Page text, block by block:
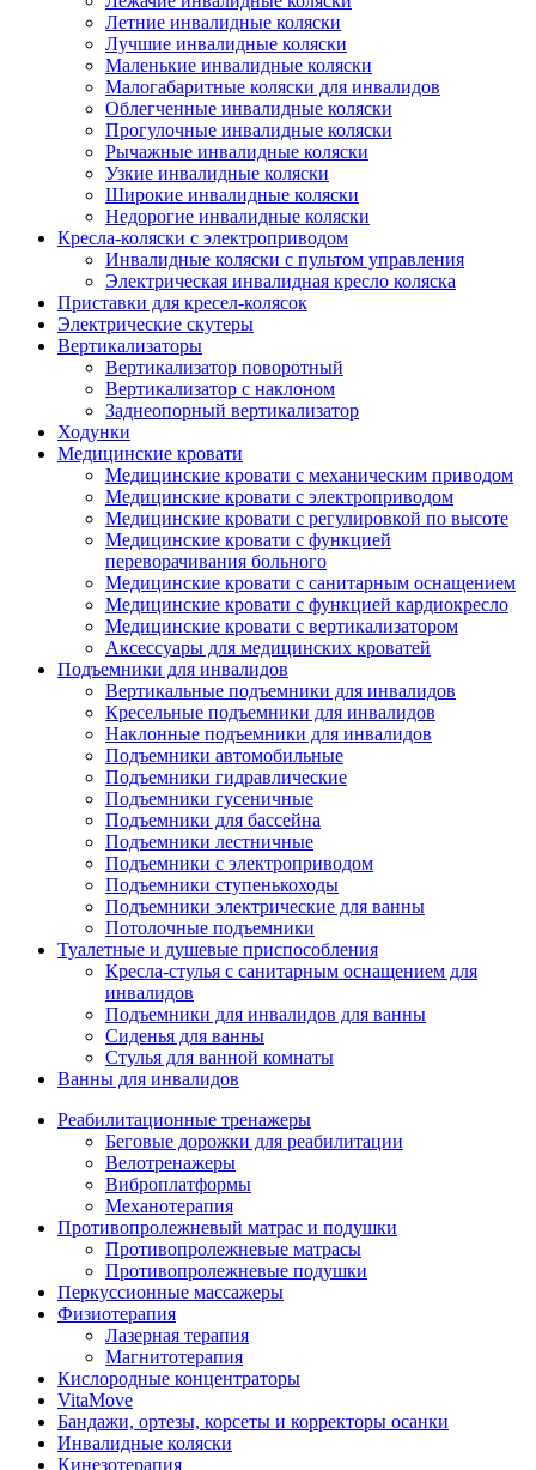
Летние инвалидные коляски
Лучшие инвалидные коляски
Маленькие инвалидные коляски
Малогабаритные коляски для инвалидов
Облегченные инвалидные коляски
Прогулочные инвалидные коляски
Рычажные инвалидные коляски
Узкие инвалидные коляски
Широкие инвалидные коляски
Недорогие инвалидные коляски
Кресла-коляски с электроприводом
Инвалидные коляски с пультом управления
Электрическая инвалидная кресло коляска
Приставки для кресел-колясок
Электрические скутеры
Вертикализаторы
Вертикализатор поворотный
Вертикализатор с наклоном
Заднеопорный вертикализатор
Ходунки
Медицинские кровати
Медицинские кровати с механическим приводом
Медицинские кровати с электроприводом
Медицинские кровати с регулировкой по высоте
Медицинские кровати с функцией
переворачивания больного
Медицинские кровати с санитарным оснащением
Медицинские кровати с функцией кардиокресло
Медицинские кровати с вертикализатором
Аксессуары для медицинских кроватей
Подъемники для инвалидов
Вертикальные подъемники для инвалидов
Кресельные подъемники для инвалидов
Наклонные подъемники для инвалидов
Подъемники автомобильные
Подъемники гидравлические
Подъемники гусеничные
Подъемники для бассейна
Подъемники лестничные
Подъемники с электроприводом
Подъемники ступенькоходы
Подъемники электрические для ванны
Потолочные подъемники
Туалетные и душевые приспособления
Кресла-стулья с санитарным оснащением для
инвалидов
Подъемники для инвалидов для ванны
Сиденья для ванны
Стулья для ванной комнаты
Ванны для инвалидов
Реабилитационные тренажеры
Беговые дорожки для реабилитации
Велотренажеры
Виброплатформы
Механотерапия
Противопролежневый матрас и подушки
Противопролежневые матрасы
Противопролежневые подушки
Перкуссионные массажеры
Физиотерапия
Лазерная терапия
Магнитотерапия
Кислородные концентраторы
VitaMove
Бандажи, ортезы, корсеты и корректоры осанки
Инвалидные коляски
Кинезотерапия